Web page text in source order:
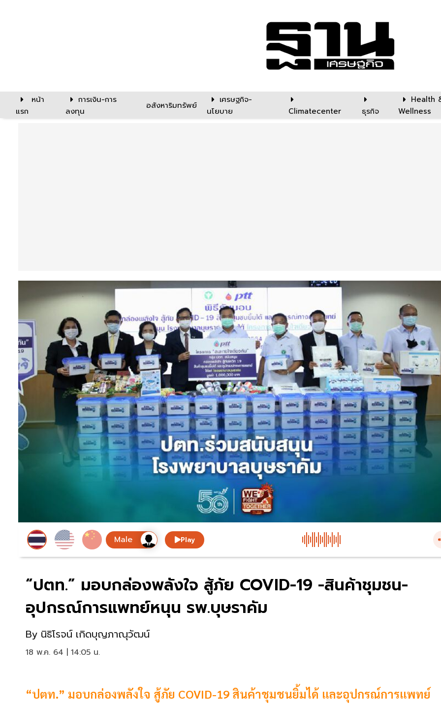
หน้า
แรก
การเงิน-การ
ลงทุน
อสังหาริมทรัพย์
เศรษฐกิจ-
นโยบาย
Climatecenter ธุรกิจ
Health
Wellness
Play
“ปตท.” มอบกล่องพลังใจ สู้ภัย COVID-19 -สินค้าชุมชน-
อุปกรณ์การแพทย์หนุน รพ.บุษราคัม
By นิธิโรจน์ เกิดบุญภาณุวัฒน์
18 พ.ค. 64 | 14:05 น.
“ปตท.” มอบกล่องพลังใจ สู้ภัย COVID-19 สินค้าชุมชนยิ้มได้ และอุปกรณ์การแพทย์